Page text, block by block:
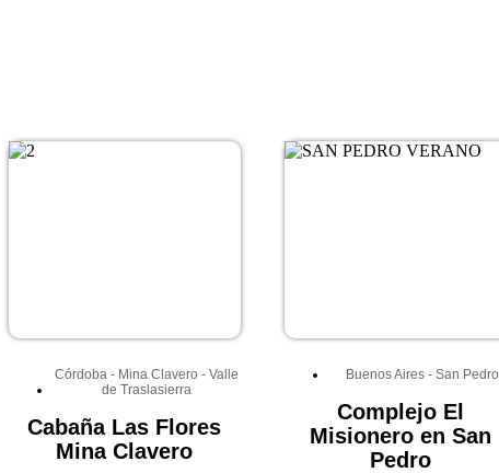
Córdoba- Mina Clavero - Valle
de Traslasierra
Cabaña Las Flores
Mina Clavero
Buenos Aires- San Pedro
Complejo El
Misionero en San
Pedro